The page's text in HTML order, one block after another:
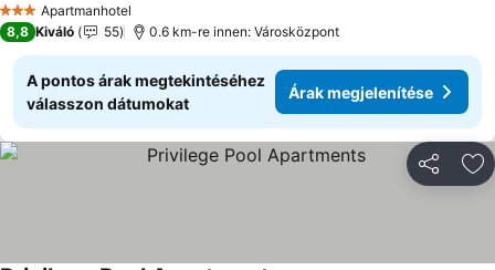
3 KategóriaApartmanhotel
8,8 Kiváló 55 0.6 km-re innen: Városközpont
A pontos árak megtekintéséhez
válasszon dátumokat
Árak megjelenítése